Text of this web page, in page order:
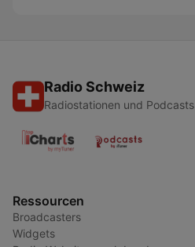
Radio Schweiz
Radiostationen und Podcasts
Ressourcen
Broadcasters
Widgets